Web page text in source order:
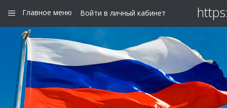
Главное меню Войти в личный кабинет